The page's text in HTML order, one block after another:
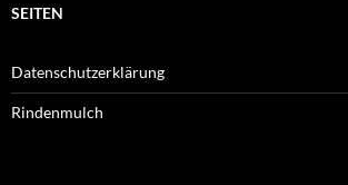
SEITEN
Datenschutzerklärung
Rindenmulch